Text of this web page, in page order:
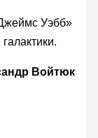
Уэбб»
Войтюк